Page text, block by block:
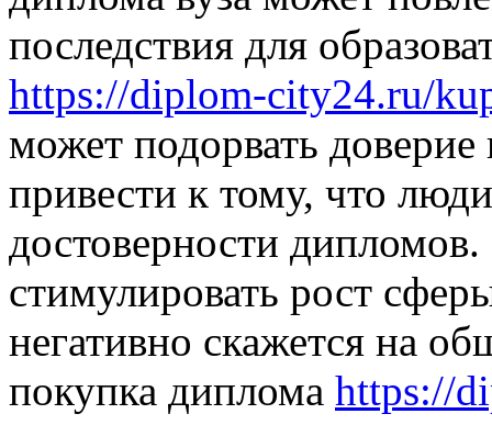
последствия для
https://diplom-city24.ru/
может подорвать
привести к тому, что
достоверности
стимулировать рост
негативно скажется на
покупка диплома https://